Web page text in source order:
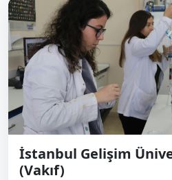
İstanbul Gelişim
(Vakıf)